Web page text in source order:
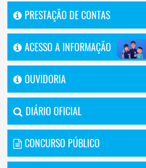
PRESTAÇÃO DE CONTAS
ACESSO A INFORMAÇÃO
OUVIDORIA
DIÁRIO OFICIAL
CONCURSO PÚBLICO